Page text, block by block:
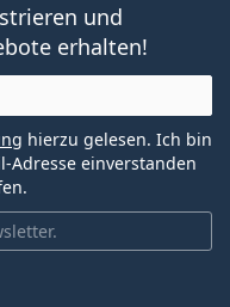
und
erhalten!
hierzu gelesen. Ich bin
Adresse einverstanden